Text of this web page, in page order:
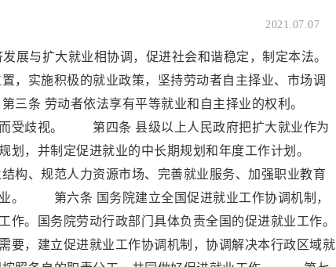
2021.07.07
扩大就业相协调，促进社会和谐稳定，制定本法。
实施积极的就业政策，坚持劳动者自主择业、市场调
三条 劳动者依法享有平等就业和自主择业的权利。
而受歧视。 第四条 县级以上人民政府把扩大就业作为
，并制定促进就业的中长期规划和年度工作计划。
、规范人力资源市场、完善就业服务、加强职业教育
。 第六条 国务院建立全国促进就业工作协调机制，
。国务院劳动行政部门具体负责全国的促进就业工作。
，建立促进就业工作协调机制，协调解决本行政区域就